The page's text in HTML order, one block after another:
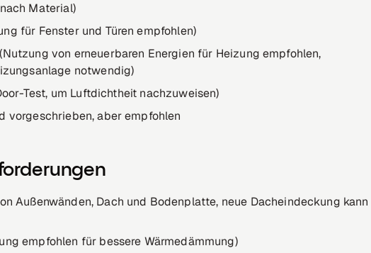
Material)
für Fenster und Türen empfohlen)
von erneuerbaren Energien für Heizung empfohlen,
notwendig)
Test, um Luftdichtheit nachzuweisen)
vorgeschrieben, aber empfohlen
Außenwänden, Dach und Bodenplatte, neue Dacheindeckung kann
empfohlen für bessere Wärmedämmung)